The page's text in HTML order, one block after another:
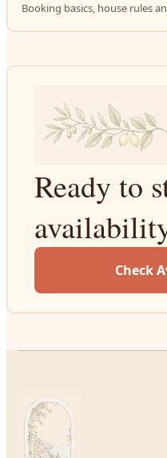
Booking basics, house rules
Ready to
Check